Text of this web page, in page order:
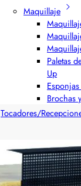
Maquillaje
Paletas
Up
Brochas
Tocadores/